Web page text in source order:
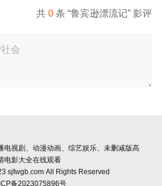
共0 条 “鲁宾逊漂流记” 影评
电视剧、动漫动画、综艺娱乐、未删减版高
电影大全在线观看
sjfwgb.com All Rights Reserved
备2023075896号